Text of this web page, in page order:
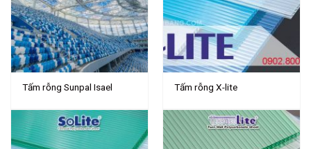
Tấm rỗng Sunpal Isael Tấm rỗng X-lite